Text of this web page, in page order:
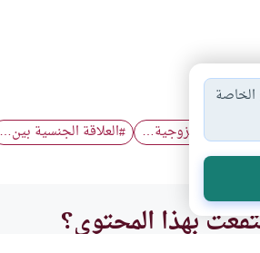
تلبية حاجة الزوجية… #العلاقة الجنسية بين…
بهذا المحتوى؟